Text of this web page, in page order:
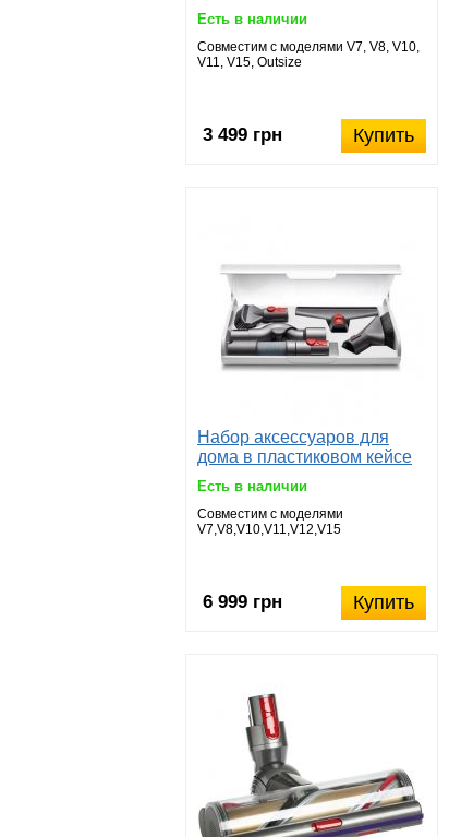
Есть в наличии
Совместим с моделями V7, V8, V10,
V11, V15, Outsize
Купить
3 499 грн
Набор аксессуаров для
дома в пластиковом кейсе
Есть в наличии
Совместим с моделями
V7,V8,V10,V11,V12,V15
Купить
6 999 грн